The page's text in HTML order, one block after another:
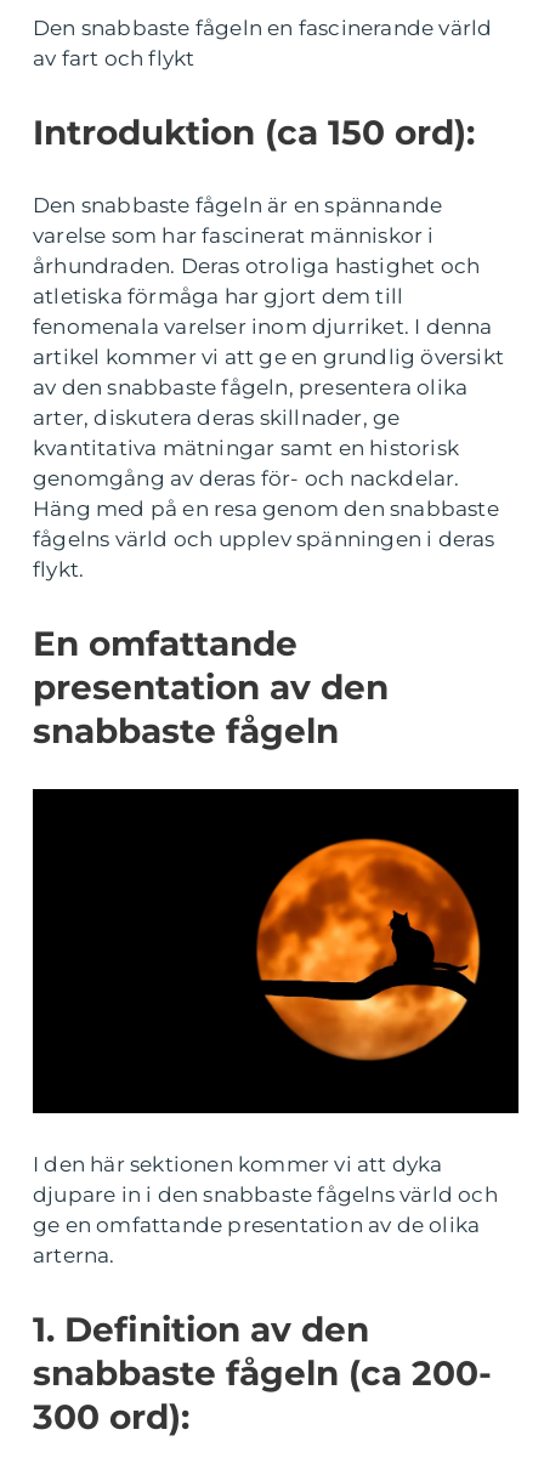
Den snabbaste fågeln en fascinerande värld
av fart och flykt
Introduktion (ca 150 ord):
Den snabbaste fågeln är en spännande
varelse som har fascinerat människor i
århundraden. Deras otroliga hastighet och
atletiska förmåga har gjort dem till
fenomenala varelser inom djurriket. I denna
artikel kommer vi att ge en grundlig översikt
av den snabbaste fågeln, presentera olika
arter, diskutera deras skillnader, ge
kvantitativa mätningar samt en historisk
genomgång av deras för- och nackdelar.
Häng med på en resa genom den snabbaste
fågelns värld och upplev spänningen i deras
flykt.
En omfattande
presentation av den
snabbaste fågeln
I den här sektionen kommer vi att dyka
djupare in i den snabbaste fågelns värld och
ge en omfattande presentation av de olika
arterna.
1. Definition av den
snabbaste fågeln (ca 200-
300 ord):